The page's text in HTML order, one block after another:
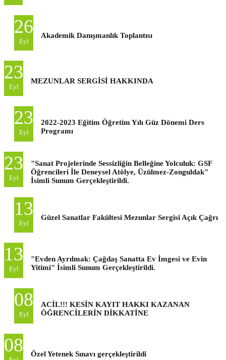
26
Eyl
Akademik Danışmanlık Toplantısı
23
Eyl
MEZUNLAR SERGİSİ HAKKINDA
23
Eyl
2022-2023 Eğitim Öğretim Yılı Güz Dönemi Ders
Programı
23
Eyl
"Sanat Projelerinde Sessizliğin Belleğine Yolculuk: GSF
Öğrencileri İle Deneysel Atölye, Üzülmez-Zonguldak"
İsimli Sunum Gerçekleştirildi.
13
Eyl
Güzel Sanatlar Fakültesi Mezunlar Sergisi Açık Çağrı
13
Eyl
"Evden Ayrılmak: Çağdaş Sanatta Ev İmgesi ve Evin
Yitimi" İsimli Sunum Gerçekleştirildi.
08
Eyl
ACİL!!! KESİN KAYIT HAKKI KAZANAN
ÖĞRENCİLERİN DİKKATİNE
08 Özel Yetenek Sınavı gerçekleştirildi